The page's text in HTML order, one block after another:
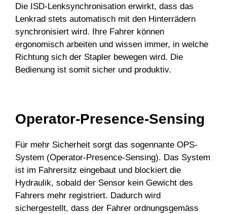
Die ISD-Lenksynchronisation erwirkt, dass das
Lenkrad stets automatisch mit den Hinterrädern
synchronisiert wird. Ihre Fahrer können
ergonomisch arbeiten und wissen immer, in welche
Richtung sich der Stapler bewegen wird. Die
Bedienung ist somit sicher und produktiv.
Operator-Presence-Sensing
Für mehr Sicherheit sorgt das sogennante OPS-
System (Operator-Presence-Sensing). Das System
ist im Fahrersitz eingebaut und blockiert die
Hydraulik, sobald der Sensor kein Gewicht des
Fahrers mehr registriert. Dadurch wird
sichergestellt, dass der Fahrer ordnungsgemäss